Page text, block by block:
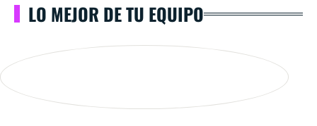
LO MEJOR DE TU EQUIPO